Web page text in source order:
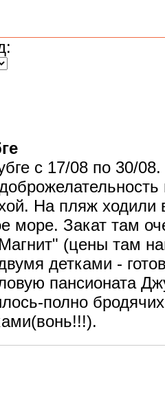
c 17/08 по 30/
На пляж ходили
море. Закат там
(цены там
детками -
пансионата
полно